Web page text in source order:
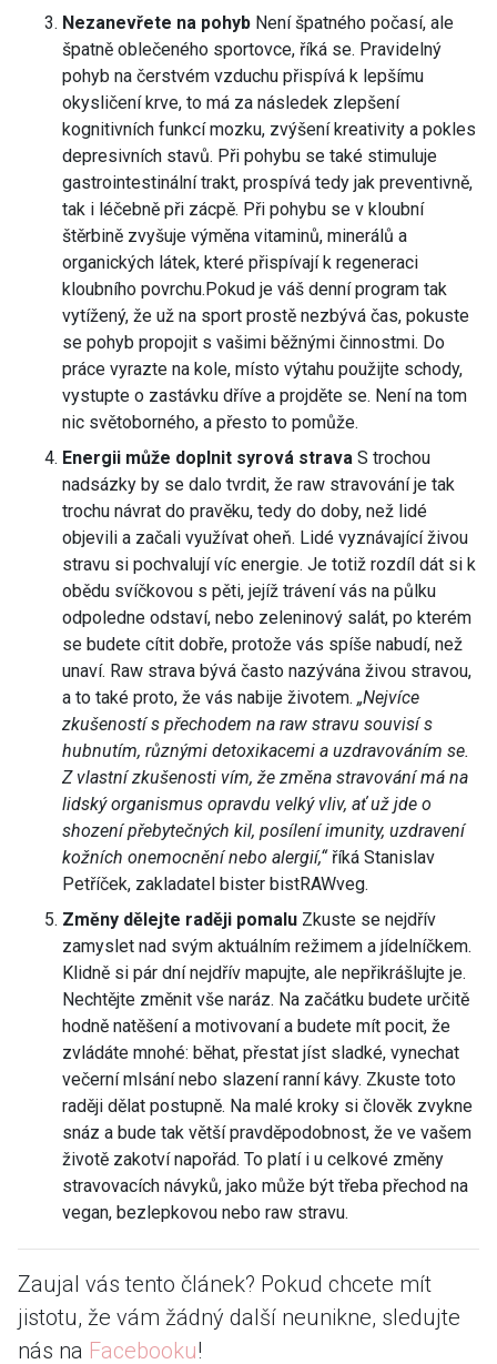
Nezanevřete na pohyb Není špatného počasí, ale
špatně oblečeného sportovce, říká se. Pravidelný
pohyb na čerstvém vzduchu přispívá k lepšímu
okysličení krve, to má za následek zlepšení
kognitivních funkcí mozku, zvýšení kreativity a pokles
depresivních stavů. Při pohybu se také stimuluje
gastrointestinální trakt, prospívá tedy jak preventivně,
tak i léčebně při zácpě. Při pohybu se v kloubní
štěrbině zvyšuje výměna vitaminů, minerálů a
organických látek, které přispívají k regeneraci
kloubního povrchu.Pokud je váš denní program tak
vytížený, že už na sport prostě nezbývá čas, pokuste
se pohyb propojit s vašimi běžnými činnostmi. Do
práce vyrazte na kole, místo výtahu použijte schody,
vystupte o zastávku dříve a projděte se. Není na tom
nic světoborného, a přesto to pomůže.
Energii může doplnit syrová strava S trochou
nadsázky by se dalo tvrdit, že raw stravování je tak
trochu návrat do pravěku, tedy do doby, než lidé
objevili a začali využívat oheň. Lidé vyznávající živou
stravu si pochvalují víc energie. Je totiž rozdíl dát si k
obědu svíčkovou s pěti, jejíž trávení vás na půlku
odpoledne odstaví, nebo zeleninový salát, po kterém
se budete cítit dobře, protože vás spíše nabudí, než
unaví. Raw strava bývá často nazývána živou stravou,
a to také proto, že vás nabije životem. „Nejvíce
zkušeností s přechodem na raw stravu souvisí s
hubnutím, různými detoxikacemi a uzdravováním se.
Z vlastní zkušenosti vím, že změna stravování má na
lidský organismus opravdu velký vliv, ať už jde o
shození přebytečných kil, posílení imunity, uzdravení
kožních onemocnění nebo alergií,“ říká Stanislav
Petříček, zakladatel bister bistRAWveg.
Změny dělejte raději pomalu Zkuste se nejdřív
zamyslet nad svým aktuálním režimem a jídelníčkem.
Klidně si pár dní nejdřív mapujte, ale nepřikrášlujte je.
Nechtějte změnit vše naráz. Na začátku budete určitě
hodně natěšení a motivovaní a budete mít pocit, že
zvládáte mnohé: běhat, přestat jíst sladké, vynechat
večerní mlsání nebo slazení ranní kávy. Zkuste toto
raději dělat postupně. Na malé kroky si člověk zvykne
snáz a bude tak větší pravděpodobnost, že ve vašem
životě zakotví napořád. To platí i u celkové změny
stravovacích návyků, jako může být třeba přechod na
vegan, bezlepkovou nebo raw stravu.
Zaujal vás tento článek? Pokud chcete mít
jistotu, že vám žádný další neunikne, sledujte
nás na Facebooku!